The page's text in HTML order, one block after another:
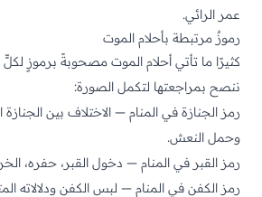
عمر الرائي.
رموزٌ مرتبطة بأحلام الموت
كثيرًا ما تأتي أحلام الموت مصحوبةً برموزٍ
ننصح بمراجعتها لتكمل الصورة:
رمز الجنازة في المنام — الاختلاف بين الجنازة
وحمل النعش.
رمز القبر في المنام — دخول القبر، حفره،
رمز الكفن في المنام — لبس الكفن ودلالاته